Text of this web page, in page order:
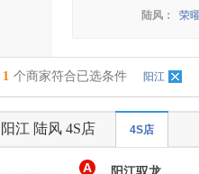
陆风： 荣
1 个商家符合已选条件 阳江
阳江 陆风 4S店 4S店
A